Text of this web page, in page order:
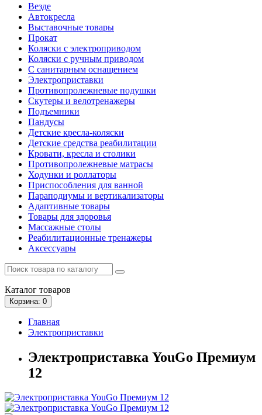
Везде
Автокресла
Выставочные товары
Прокат
Коляски с электроприводом
Коляски с ручным приводом
С санитарным оснащением
Электроприставки
Противопролежневые подушки
Скутеры и велотренажеры
Подъемники
Пандусы
Детские кресла-коляски
Детские средства реабилитации
Кровати, кресла и столики
Противопролежневые матрасы
Ходунки и роллаторы
Приспособления для ванной
Параподиумы и вертикализаторы
Адаптивные товары
Товары для здоровья
Массажные столы
Реабилитационные тренажеры
Аксессуары
Каталог товаров
Корзина: 0
Главная
Электроприставки
Электроприставка YouGo Премиум
12